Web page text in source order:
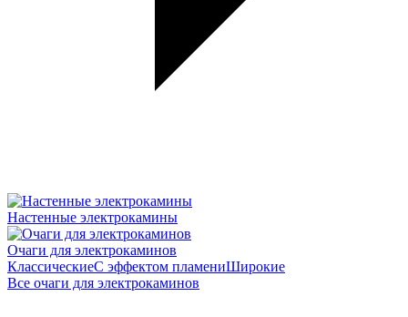
Настенные электрокамины
Очаги для электрокаминов
КлассическиеС эффектом пламениШирокие
Все очаги для электрокаминов